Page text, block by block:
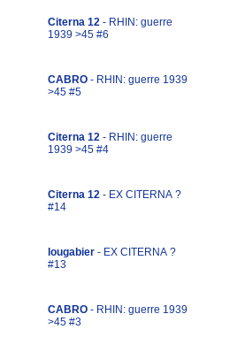
Citerna 12 - RHIN: guerre
1939 >45 #6
CABRO - RHIN: guerre 1939
>45 #5
Citerna 12 - RHIN: guerre
1939 >45 #4
Citerna 12 - EX CITERNA ?
#14
lougabier - EX CITERNA ?
#13
CABRO - RHIN: guerre 1939
>45 #3